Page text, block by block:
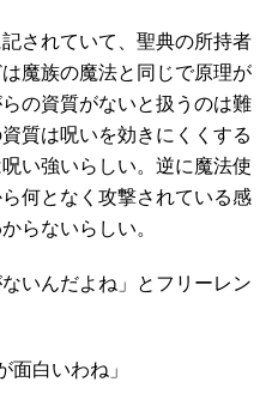
されていて、聖典の所持者
魔族の魔法と同じで原理が
の資質がないと扱うのは難
質は呪いを効きにくくする
い強いらしい。逆に魔法使
何となく攻撃されている感
らないらしい。
いんだよね」とフリーレン
面白いわね」